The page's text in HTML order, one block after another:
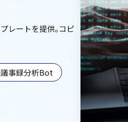
レートを提供。コピ
事録分析Bot